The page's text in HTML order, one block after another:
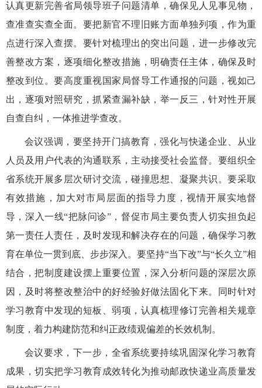
认真更新完善省局领导班子问题清单，确保见人见事见物，
查准查实查全面。要把新官不理旧账方面单独列项，作为重
点进行深入查摆。要针对梳理出的突出问题，进一步修改完
善整改方案，逐项细化整改措施，明确责任主体，确保及时
整改到位。要高度重视 国家局督导工作通报的问题 ，视如己
出，逐项对照研究，抓紧查漏补缺，举一反三，针对性开展
自查自纠，一体推进学查改。
会议强调，要坚持开门搞教育 ，强化与快递企业、从业
人员及用户代表的沟通联系 ，主动接受社会监督。 要组织全
省系统开展多层次研讨交流，碰撞思想、凝聚共识。要采取
有效措施，加大对市局层面的指导力度，视情开展实地督
导，深入一线“把脉问诊”，督促市局主要负责人切实担负起
第一责任人责任，及时发现和解决存在的问题，确保学习教
育在单位一贯到底、步步深入。要坚持“当下改”与“长久立”相
结合，把制度建设摆上重要位置，深入分析问题的深层次原
因，及时将整改整治中的好经验好做法固化下来。同时针对
学习教育中发现的短板、弱项，认真梳理修订完善相关规章
制度，着力构建防范和纠正政绩观偏差的长效机制。
会议要求， 下一步，全省系统要持续巩固深化学习教育
成果，切实把学习教育成效转化为推动邮政快递业高质量发